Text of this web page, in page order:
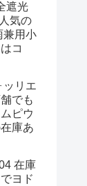
遮光
気の
兼用小
コ
ッリエ
でも
ピウ
庫あ
在庫
ヨド